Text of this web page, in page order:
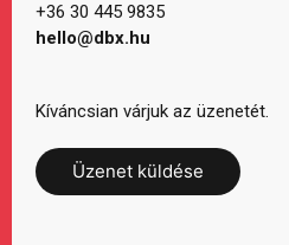
+36 30 445 9835
hello@dbx.hu
Kíváncsian várjuk az üzenetét.
Üzenet küldése